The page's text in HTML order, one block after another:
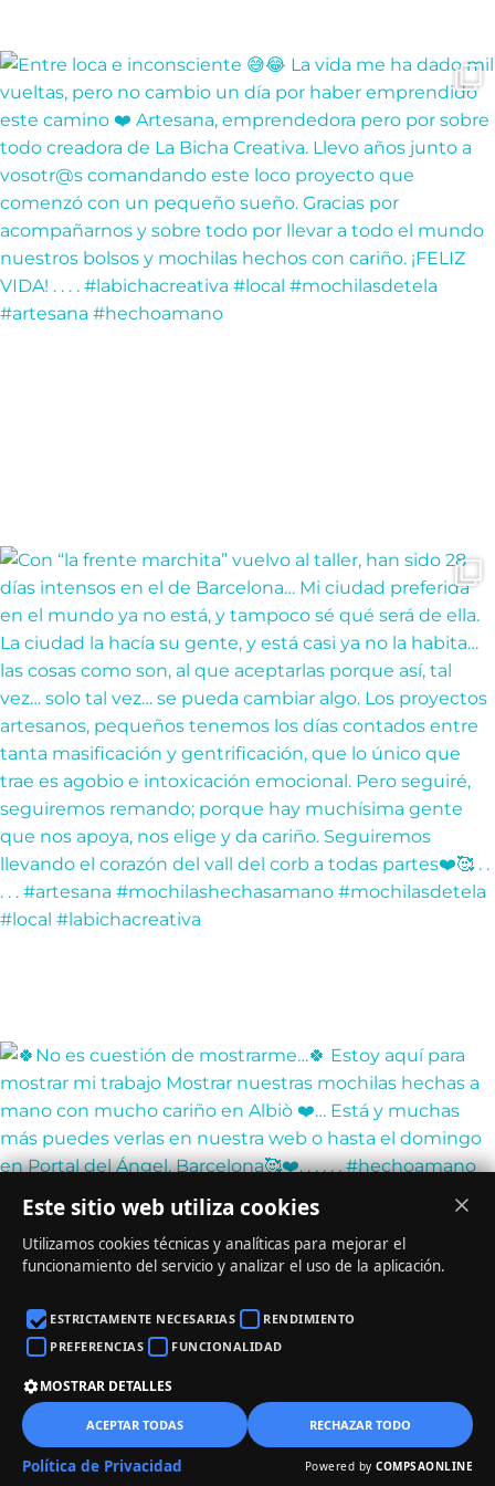
0
Este sitio web utiliza cookies
Utilizamos cookies técnicas y analíticas para mejorar el
funcionamiento del servicio y analizar el uso de la aplicación.
ESTRICTAMENTE NECESARIAS
RENDIMIENTO
PREFERENCIAS
FUNCIONALIDAD
MOSTRAR DETALLES
ACEPTAR TODAS RECHAZAR TODO
Política de Privacidad Powered by COMPSAONLINE